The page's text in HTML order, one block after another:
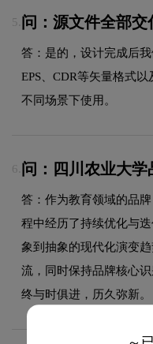
5. 问：源文件全部交
答：是的，设计完成后
EPS、CDR等矢量格式
不同场景下使用。
6. 问：四川农业大学
答：作为教育领域的品
程中经历了持续优化与
象到抽象的现代化演变
流，同时保持品牌核心
终与时俱进，历久弥新。